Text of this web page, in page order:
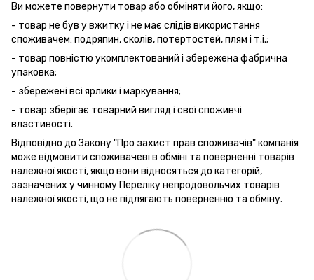
Ви можете повернути товар або обміняти його, якщо:
- товар не був у вжитку і не має слідів використання
споживачем: подряпин, сколів, потертостей, плям і т.і.;
- товар повністю укомплектований і збережена фабрична
упаковка;
- збережені всі ярлики і маркування;
- товар зберігає товарний вигляд і свої споживчі
властивості.
Відповідно до Закону "Про захист прав споживачів" компанія
може відмовити споживачеві в обміні та поверненні товарів
належної якості, якщо вони відносяться до категорій,
зазначених у чинному Переліку непродовольчих товарів
належної якості, що не підлягають поверненню та обміну.